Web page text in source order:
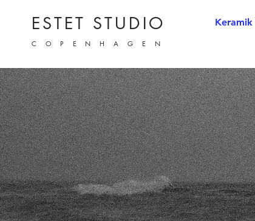
ESTET STUDIO
COPENHAGEN